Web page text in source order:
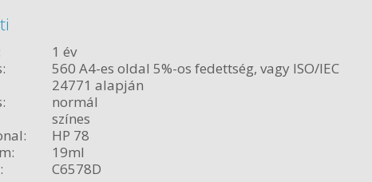
1 év
560 A4-es oldal 5%-os fedettség, vagy ISO/IEC
24771 alapján
normál
színes
HP 78
19ml
C6578D